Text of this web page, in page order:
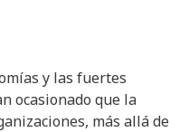
y las fuertes
ocasionado que la
más allá de